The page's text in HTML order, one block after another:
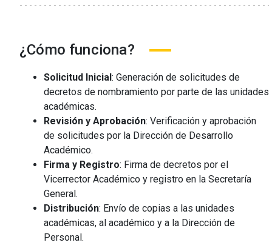
¿Cómo funciona?
Solicitud Inicial: Generación de solicitudes de
decretos de nombramiento por parte de las unidades
académicas.
Revisión y Aprobación: Verificación y aprobación
de solicitudes por la Dirección de Desarrollo
Académico.
Firma y Registro: Firma de decretos por el
Vicerrector Académico y registro en la Secretaría
General.
Distribución: Envío de copias a las unidades
académicas, al académico y a la Dirección de
Personal.